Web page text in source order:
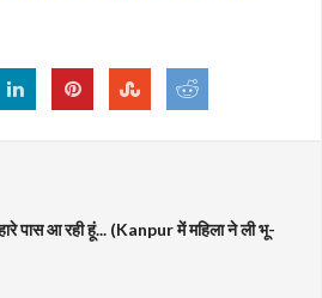
पास आ रही हूं... (Kanpur में महिला ने ली भू-